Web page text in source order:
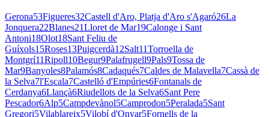
Gerona53Figueres32Castell d'Aro, Platja d'Aro s'Agaró26La
Jonquera22Blanes21Lloret de Mar19Calonge i Sant
Antoni18Olot18Sant Feliu de
Guíxols15Roses13Puigcerdà12Salt11Torroella de
Montgrí11Ripoll10Begur9Palafrugell9Pals9Tossa de
Mar9Banyoles8Palamós8Cadaqués7Caldes de Malavella7Cassà de
la Selva7l'Escala7Castelló d'Empúries6Fontanals de
Cerdanya6Llançà6Riudellots de la Selva6Sant Pere
Pescador6Alp5Campdevànol5Camprodon5Peralada5Sant
Gregori5Vilablareix5Vilobí d'Onyar5Fornells de la